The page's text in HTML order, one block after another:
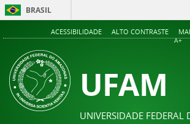
BRASIL
Acesso à
ACESSIBILIDADE ALTO CONTRASTE
A+
UFAM
UNIVERSIDADE